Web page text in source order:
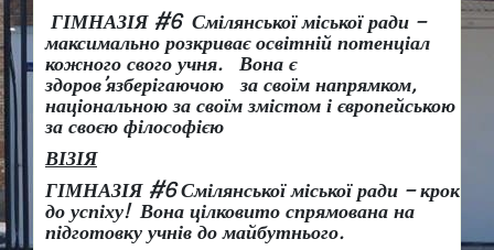
ГІМНАЗІЯ #6 Смілянської міської ради –
максимально розкриває освітній потенціал
кожного свого учня.
Вона є
здоров’язберігаючою за своїм напрямком,
національною за своїм змістом і європейською
за своєю філософією
ВІЗІЯ
ГІМНАЗІЯ #6 Смілянської міської ради – крок
до успіху! Вона цілковито спрямована на
підготовку учнів до майбутнього.